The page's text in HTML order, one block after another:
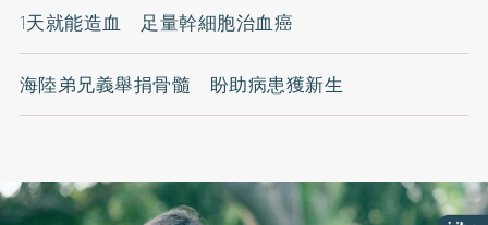
1天就能造血 足量幹細胞治血癌
海陸弟兄義舉捐骨髓 盼助病患獲新生